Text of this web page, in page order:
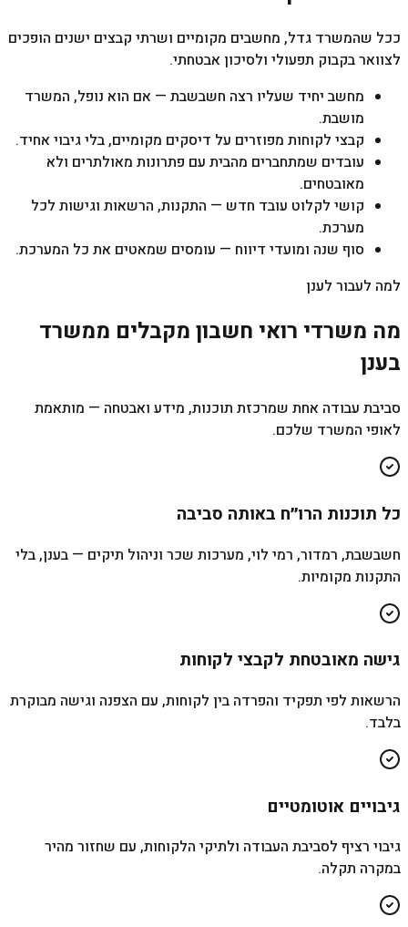
ככל שהמשרד גדל, מחשבים מקומיים ושרתי קבצים ישנים הופכים
לצוואר בקבוק תפעולי ולסיכון אבטחתי.
מחשב יחיד שעליו רצה חשבשבת — אם הוא נופל, המשרד
מושבת.
קבצי לקוחות מפוזרים על דיסקים מקומיים, בלי גיבוי אחיד.
עובדים שמתחברים מהבית עם פתרונות מאולתרים ולא
מאובטחים.
קושי לקלוט עובד חדש — התקנות, הרשאות וגישות לכל
מערכת.
סוף שנה ומועדי דיווח — עומסים שמאטים את כל המערכת.
למה לעבור לענן
מה משרדי רואי חשבון מקבלים ממשרד
בענן
סביבת עבודה אחת שמרכזת תוכנות, מידע ואבטחה — מותאמת
לאופי המשרד שלכם.
כל תוכנות הרו״ח באותה סביבה
חשבשבת, רמדור, רמי לוי, מערכות שכר וניהול תיקים — בענן, בלי
התקנות מקומיות.
גישה מאובטחת לקבצי לקוחות
הרשאות לפי תפקיד והפרדה בין לקוחות, עם הצפנה וגישה מבוקרת
בלבד.
גיבויים אוטומטיים
גיבוי רציף לסביבת העבודה ולתיקי הלקוחות, עם שחזור מהיר
במקרה תקלה.